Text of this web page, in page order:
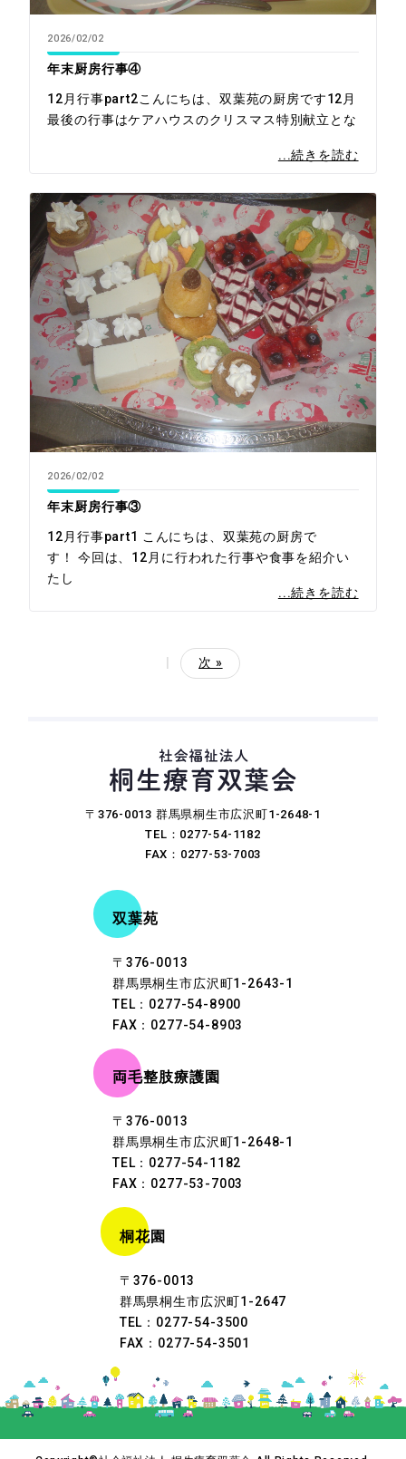
2026/02/02
年末厨房行事④
12月行事part2こんにちは、双葉苑の厨房です12月
最後の行事はケアハウスのクリスマス特別献立とな
...続きを読む
2026/02/02
年末厨房行事③
12月行事part1 こんにちは、双葉苑の厨房で
す！ 今回は、12月に行われた行事や食事を紹介い
たし
...続きを読む
次 »
〒376-0013 群馬県桐生市広沢町1-2648-1
TEL：0277-54-1182
FAX：0277-53-7003
双葉苑
〒376-0013
群馬県桐生市広沢町1-2643-1
TEL：0277-54-8900
FAX：0277-54-8903
両毛整肢療護園
〒376-0013
群馬県桐生市広沢町1-2648-1
TEL：0277-54-1182
FAX：0277-53-7003
桐花園
〒376-0013
群馬県桐生市広沢町1-2647
TEL：0277-54-3500
FAX：0277-54-3501